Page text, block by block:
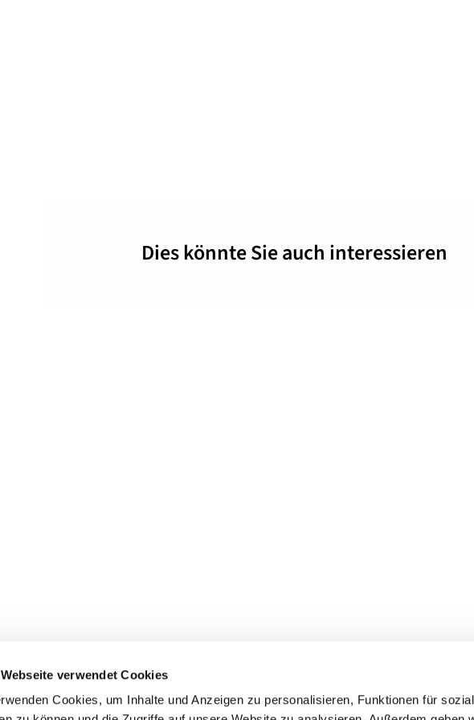
verwendet Cookies
Cookies, um Inhalte und Anzeigen zu personalisieren, Funktionen für
Dies könnte Sie auch interessieren
Kirche Usedom-Anklam-Greifswald · Bahnhofstr. 15, 17489 Greifswald+49